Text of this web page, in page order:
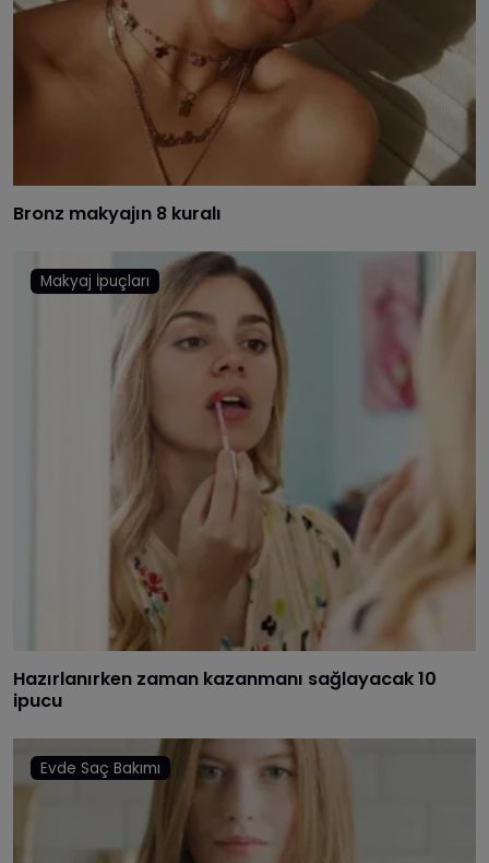
Bronz makyajın 8 kuralı
Makyaj İpuçları
Hazırlanırken zaman kazanmanı sağlayacak 10
ipucu
Evde Saç Bakımı